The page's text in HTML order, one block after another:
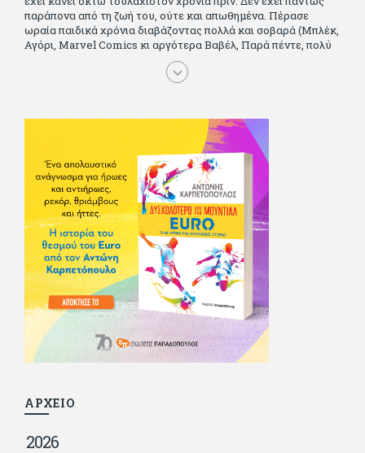
παράπονα από τη ζωή του, ούτε και απωθημένα. Πέρασε
ωραία παιδικά χρόνια διαβάζοντας πολλά και σοβαρά (Μπλέκ,
Αγόρι, Μarvel Comics κι αργότερα Βαβέλ, Παρά πέντε, πολύ
Αλέξανδρο Δουμά και αρκετό Ιούλιο Βέρν πριν τον κερδίσουν
τα αστυνομικά), απέκτησε τους σωστούς φίλους κυρίως γιατί
ταινίες κι έγραφε και στο περιοδικό Σινεμά, είχε κάποιες
αισθηματικές περιπέτειες που σκόρπισαν γέλιο στους φίλους
του - αν όχι και στον ίδιο. Πήγε στρατό κανονικά στα σύνορα
και διατήρησε μια καλή σχέση με την οικογένεια του, την
οποία αισθάνεται πως διάφορες φορές έφερε σε δύσκολη
θέση. Κείμενο με την υπογραφή του πρωτοδημοσιεύτηκε στο
Φίλαθλο το 1992. Επέστρεψε οριστικά στην Ελλάδα το 1998,
δούλεψε για πολλούς (αφού δυσκολεύεται να πει όχι), και
κάποιοι, αν όχι και όλοι, τον πλήρωσαν κι έμειναν και
ευχαριστημένοι από τη συνεργασία. Σήμερα πλέον εργάζεται
στον Sport Fm (όπου έχει κλείσει εικοσαετία) και στη
Sportday. Επαίρεται ότι λίγοι έχουν δει περισσότερο
ποδόσφαιρο από τον ίδιο και θεωρεί τον εαυτό του τυχερό
γιατί είναι μέλος της γενιάς που απόλαυσε τους μεγαλύτερους
σε όλα τα σπορ. Δεν είναι παντρεμένος, αλλά θαυμάζει όσους
βρίσκουν το κουράγιο να το κάνουν. Αντίθετα από πολλούς
φίλους του δεν πληρώνει διατροφές. Ελπίζει ότι δεν έχει
παιδιά. Απειλεί ότι θα γράφει όσο υπάρχουν άνθρωποι που
ΑΡΧΕΙΟ
2026